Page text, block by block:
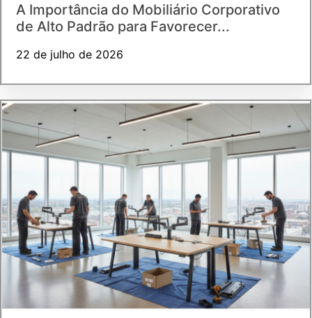
A Importância do Mobiliário Corporativo
de Alto Padrão para Favorecer...
22 de julho de 2026